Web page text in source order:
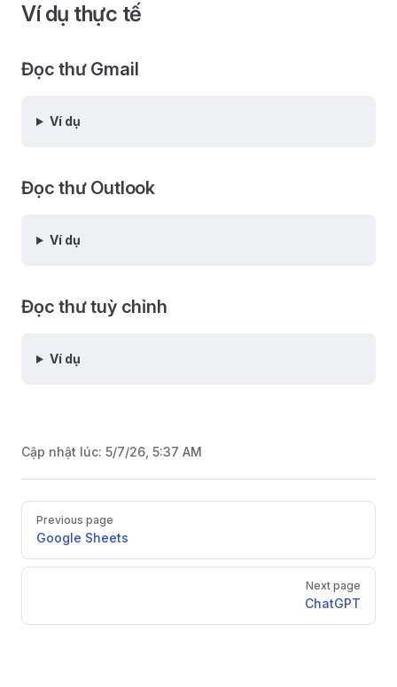
Ví dụ thực tế
Đọc thư Gmail
Ví dụ
Đọc thư Outlook
Ví dụ
Đọc thư tuỳ chỉnh
Ví dụ
Cập nhật lúc: 5/7/26, 5:37 AM
Pager
Previous page
Google Sheets
Next page
ChatGPT